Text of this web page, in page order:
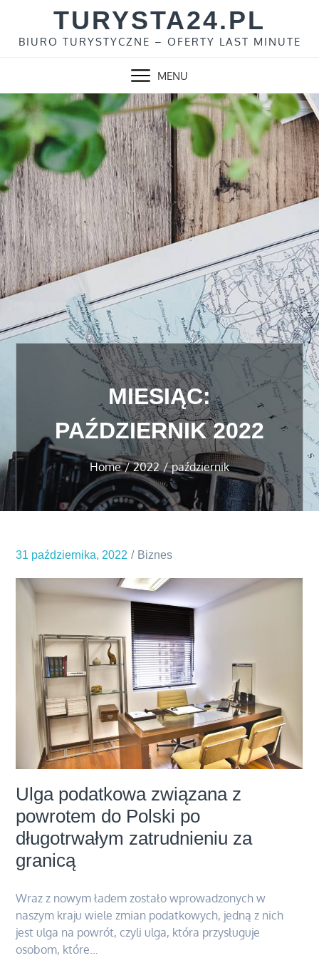
content
TURYSTA24.PL
BIURO TURYSTYCZNE – OFERTY LAST MINUTE
MENU
MIESIĄC:
PAŹDZIERNIK 2022
Home 2022 październik
31 października, 2022 Biznes
Ulga podatkowa związana z
powrotem do Polski po
długotrwałym zatrudnieniu za
granicą
Wraz z nowym ładem zostało wprowadzonych w
naszym kraju wiele zmian podatkowych, jedną z nich
jest ulga na powrót, czyli ulga, która przysługuje
osobom, które…